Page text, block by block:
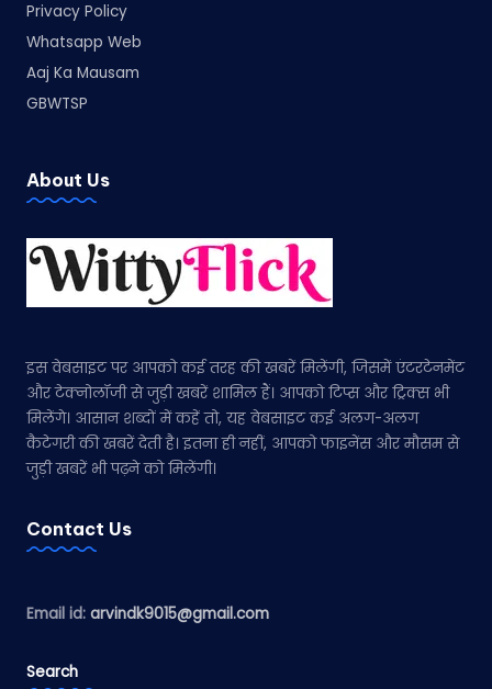
Privacy Policy
Whatsapp Web
Aaj Ka Mausam
GBWTSP
About Us
इस वेबसाइट पर आपको कई तरह की खबरें मिलेंगी, जिसमें एंटरटेनमेंट
और टेक्नोलॉजी से जुड़ी खबरें शामिल हैं। आपको टिप्स और ट्रिक्स भी
मिलेंगे। आसान शब्दों में कहें तो, यह वेबसाइट कई अलग-अलग
कैटेगरी की खबरें देती है। इतना ही नहीं, आपको फाइनेंस और मौसम से
जुड़ी खबरें भी पढ़ने को मिलेंगी।
Contact Us
Email id: arvindk9015@gmail.com
Search